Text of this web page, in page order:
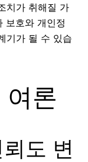
치가 취해질 가
보호와 개인정
기가 될 수 있습
론
도 변